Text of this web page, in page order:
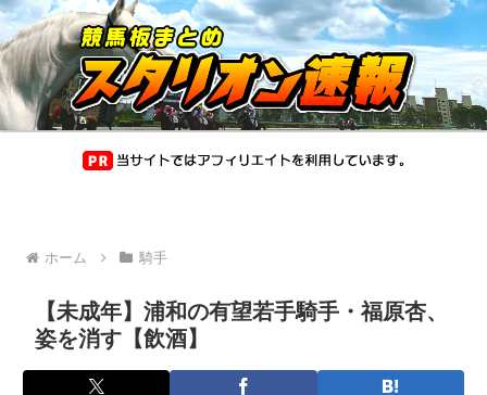
ホーム 騎手
【未成年】浦和の有望若手騎手・福原杏、
姿を消す【飲酒】